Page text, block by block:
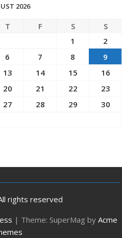
2026
T F S
S
1
2
6 7 8
9
13 14 15
16
20 21 22
23
27 28 29
30
rights reserved
| Theme: SuperMag by Acme